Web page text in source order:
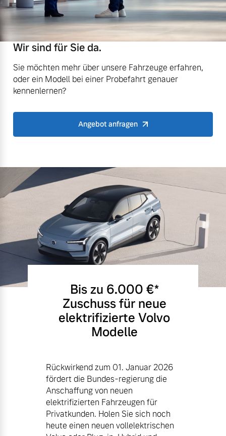
Wir sind für Sie da.
Sie möchten mehr über unsere Fahrzeuge erfahren,
oder ein Modell bei einer Probefahrt genauer
kennenlernen?
Angebot anfragen
Bis zu 6.000 €⁠*
Zuschuss für neue
elektrifizierte Volvo
Modelle
Rückwirkend zum 01. Januar 2026
fördert die Bundes-regierung die
Anschaffung von neuen
elektrifizierten Fahrzeugen für
Privatkunden. Holen Sie sich noch
heute einen neuen vollelektrischen